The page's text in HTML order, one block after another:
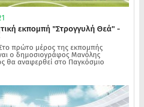
εκπομπή "Στρογγυλή Θεά" -
πρώτο μέρος της εκπομπής
ο δημοσιογράφος Μανόλης
θα αναφερθεί στο Παγκόσμιο